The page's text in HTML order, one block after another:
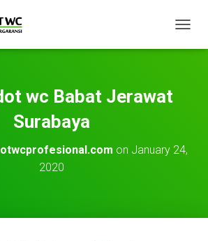
O
I
O
wc Babat Jerawat
Surabaya
on January 24,
2020